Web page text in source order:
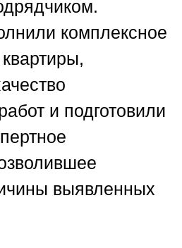
комплексное
и подготовили
выявленных